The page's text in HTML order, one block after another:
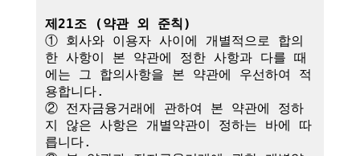
제21조 (약관 외 준칙)
① 회사와 이용자 사이에 개별적으로 합의
한 사항이 본 약관에 정한 사항과 다를 때
에는 그 합의사항을 본 약관에 우선하여 적
용합니다.
② 전자금융거래에 관하여 본 약관에 정하
지 않은 사항은 개별약관이 정하는 바에 따
릅니다.